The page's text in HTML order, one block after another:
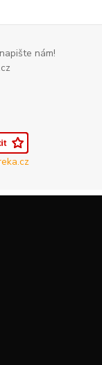
nám!